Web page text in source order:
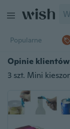
Popularne
Opinie klientów